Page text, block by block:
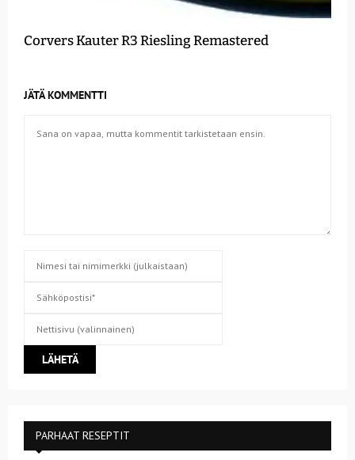
Corvers Kauter R3 Riesling Remastered
JÄTÄ KOMMENTTI
PARHAAT RESEPTIT